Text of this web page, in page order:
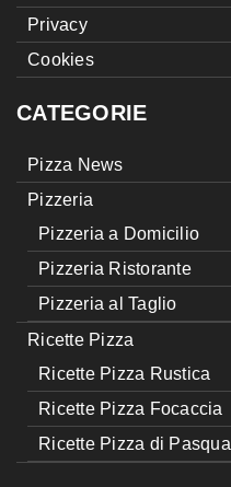
Privacy
Cookies
CATEGORIE
Pizza News
Pizzeria
Pizzeria a Domicilio
Pizzeria Ristorante
Pizzeria al Taglio
Ricette Pizza
Ricette Pizza Rustica
Ricette Pizza Focaccia
Ricette Pizza di Pasqua